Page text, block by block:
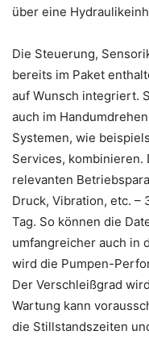
über eine
Die Steuerung,
bereits im Paket
auf Wunsch integriert.
auch im
Systemen, wie
Services, kombinieren.
relevanten
Druck, Vibration, etc. –
Tag. So können die
umfangreicher auch in
wird die Pumpen-
Der Verschleißgrad
Wartung kann
die Stillstandszeiten